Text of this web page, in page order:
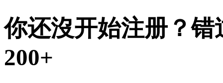
你还沒开始注册？
200+